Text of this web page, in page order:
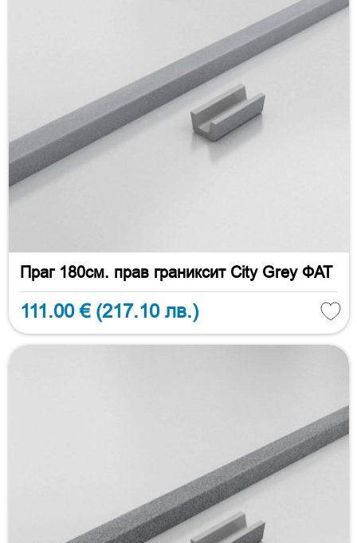
Праг 180см. прав граниксит City Grey ФАТ
111.00 € (217.10 лв.)